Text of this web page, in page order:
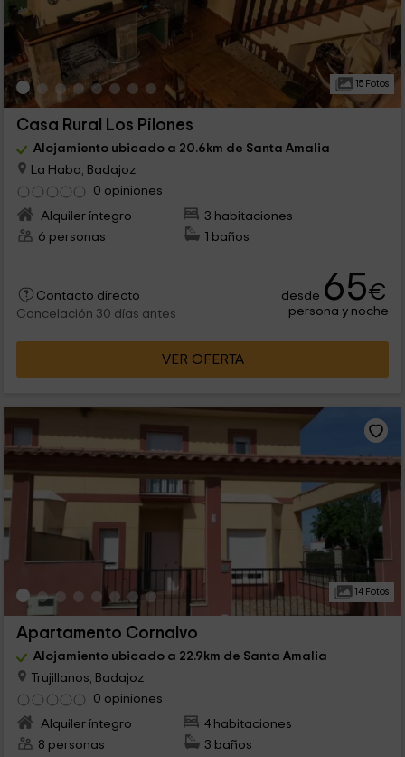
15 Fotos
Casa Rural Los Pilones
Alojamiento ubicado a 20.6km de Santa Amalia
La Haba, Badajoz
0 opiniones
Alquiler íntegro
3 habitaciones
6 personas
1 baños
Contacto directo
Cancelación 30 días antes
desde 65€
persona y noche
VER OFERTA
14 Fotos
Apartamento Cornalvo
Alojamiento ubicado a 22.9km de Santa Amalia
Trujillanos, Badajoz
0 opiniones
Alquiler íntegro
4 habitaciones
8 personas
3 baños